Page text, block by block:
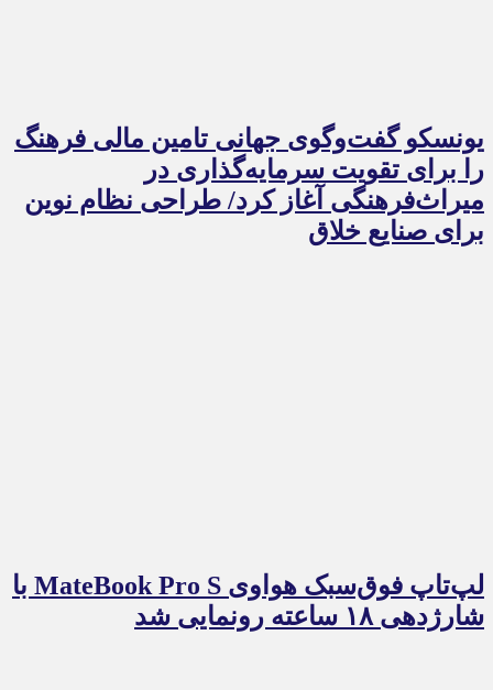
یونسکو گفت‌وگوی جهانی تامین مالی فرهنگ
را برای تقویت سرمایه‌گذاری در
میراث‌فرهنگی آغاز کرد/ طراحی نظام نوین
برای صنایع خلاق
لپ‌تاپ فوق‌سبک هواوی MateBook Pro S با
شارژدهی ۱۸ ساعته رونمایی شد